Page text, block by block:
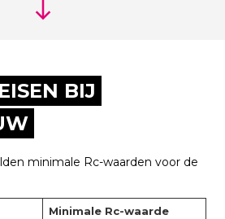
BIJ
minimale Rc-waarden voor de
Minimale Rc-waarde